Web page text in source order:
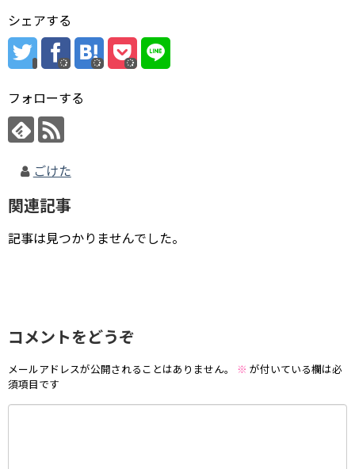
シェアする
フォローする
ごけた
関連記事
記事は見つかりませんでした。
コメントをどうぞ
メールアドレスが公開されることはありません。 ※ が付いている欄は必
須項目です